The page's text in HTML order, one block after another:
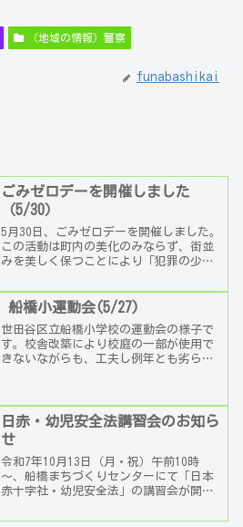
（地域の情報）警察
funabashikai
ごみゼロデーを開催しました
（5/30）
5月30日、ごみゼロデーを開催しました。
この活動は町内の美化のみならず、街並
みを美しく保つことにより「犯罪の少な
50名。船橋会からの呼びかけに賛同した
近隣の小学校の...
船橋小運動会(5/27)
世田谷区立船橋小学校の運動会の様子で
す。校舎改築により校庭の一部が使用で
きないながらも、工夫し例年とも劣らな
が伝わってきます。素...
日赤・幼児安全法講習会のお知ら
せ
令和7年10月13日（月・祝）午前10時
～、船橋まちづくりセンターにて「日本
赤十字社・幼児安全法」の講習会が開催
センターまで電話にてお願いします。